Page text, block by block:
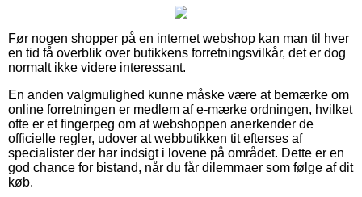
Før nogen shopper på en internet webshop kan man til hver
en tid få overblik over butikkens forretningsvilkår, det er dog
normalt ikke videre interessant.
En anden valgmulighed kunne måske være at bemærke om
online forretningen er medlem af e-mærke ordningen, hvilket
ofte er et fingerpeg om at webshoppen anerkender de
officielle regler, udover at webbutikken tit efterses af
specialister der har indsigt i lovene på området. Dette er en
god chance for bistand, når du får dilemmaer som følge af dit
køb.